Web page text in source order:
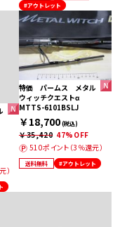
#アウトレット
）
特価 パームス メタル
ウィッチクエストα
MTTS-6101BSLJ
￥18,700(税込)
￥35,420 47%OFF
510ポイント（3％還元）
送料無料 #アウトレット